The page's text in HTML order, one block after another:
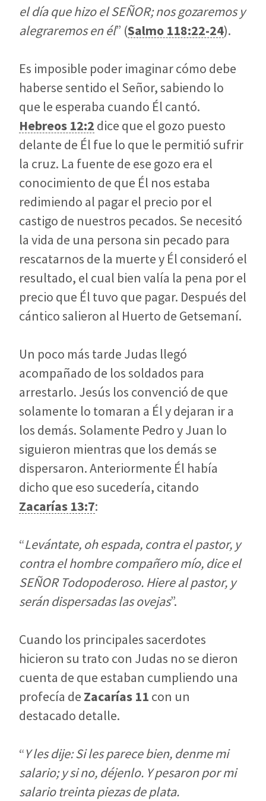
el día que hizo el SEÑOR; nos gozaremos y
alegraremos en él” (Salmo 118:22-24).
Es imposible poder imaginar cómo debe
haberse sentido el Señor, sabiendo lo
que le esperaba cuando Él cantó.
Hebreos 12:2 dice que el gozo puesto
delante de Él fue lo que le permitió sufrir
la cruz. La fuente de ese gozo era el
conocimiento de que Él nos estaba
redimiendo al pagar el precio por el
castigo de nuestros pecados. Se necesitó
la vida de una persona sin pecado para
rescatarnos de la muerte y Él consideró el
resultado, el cual bien valía la pena por el
precio que Él tuvo que pagar. Después del
cántico salieron al Huerto de Getsemaní.
Un poco más tarde Judas llegó
acompañado de los soldados para
arrestarlo. Jesús los convenció de que
solamente lo tomaran a Él y dejaran ir a
los demás. Solamente Pedro y Juan lo
siguieron mientras que los demás se
dispersaron. Anteriormente Él había
dicho que eso sucedería, citando
Zacarías 13:7:
“Levántate, oh espada, contra el pastor, y
contra el hombre compañero mío, dice el
SEÑOR Todopoderoso. Hiere al pastor, y
serán dispersadas las ovejas”.
Cuando los principales sacerdotes
hicieron su trato con Judas no se dieron
cuenta de que estaban cumpliendo una
profecía de Zacarías 11 con un
destacado detalle.
“Y les dije: Si les parece bien, denme mi
salario; y si no, déjenlo. Y pesaron por mi
salario treinta piezas de plata.